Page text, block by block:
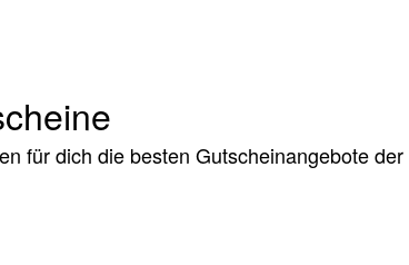
für dich die besten Gutscheinangebote